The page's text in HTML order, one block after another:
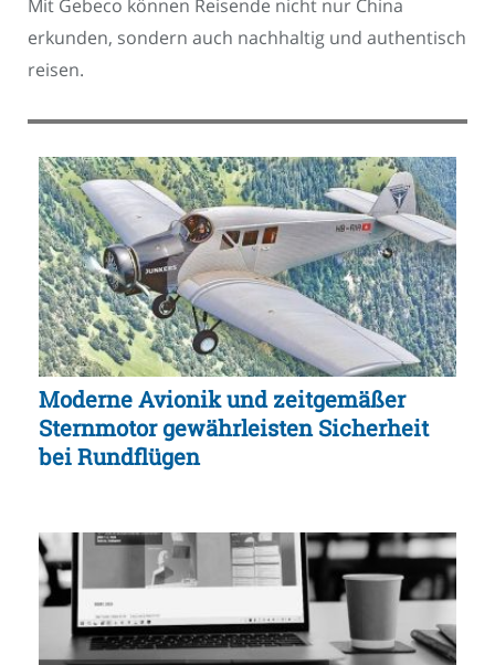
Mit Gebeco können Reisende nicht nur China
erkunden, sondern auch nachhaltig und authentisch
reisen.
Moderne Avionik und zeitgemäßer
Sternmotor gewährleisten Sicherheit
bei Rundflügen